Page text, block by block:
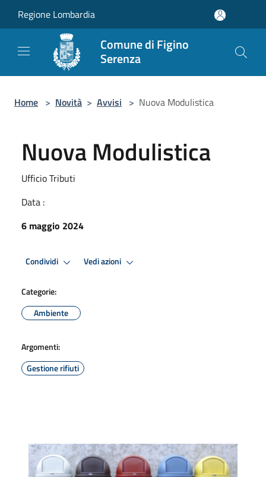
Regione Lombardia
Comune di Figino
Serenza
Home > Novità > Avvisi > Nuova Modulistica
Nuova Modulistica
Ufficio Tributi
Data :
6 maggio 2024
Condividi Vedi azioni
Categorie:
Ambiente
Argomenti:
Gestione rifiuti